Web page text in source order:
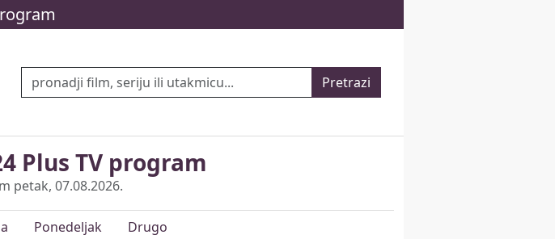
Pretrazi
Plus TV program
petak, 07.08.2026.
Ponedeljak Drugo